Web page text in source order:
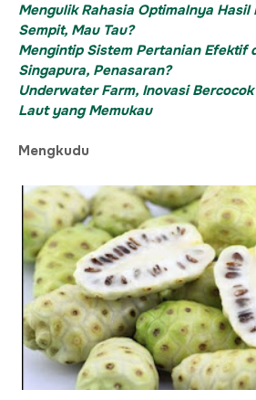
Mengulik Rahasia Optimalnya Hasil
Sempit, Mau Tau?
Mengintip Sistem Pertanian Efektif
Singapura, Penasaran?
Underwater Farm, Inovasi
Laut yang Memukau
Mengkudu